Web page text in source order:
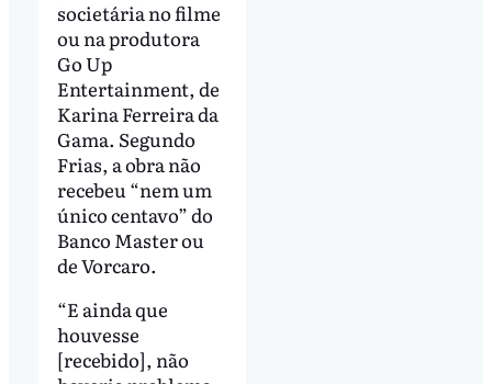
societária no filme
ou na produtora
Go Up
Entertainment, de
Karina Ferreira da
Gama. Segundo
Frias, a obra não
recebeu “nem um
único centavo” do
Banco Master ou
de Vorcaro.
“E ainda que
houvesse
[recebido], não